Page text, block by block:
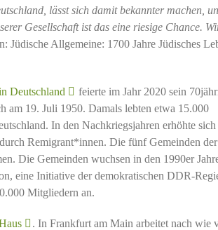
lässt sich damit bekannter machen,
Gesellschaft ist das eine riesige Chance.
Jüdische Allgemeine: 1700 Jahre Jüdisches
Deutschland
feierte im Jahr 2020 sein
am 19. Juli 1950. Damals lebten etwa 15.000
In den Nachkriegsjahren erhöhte
Remigrant*innen. Die fünf Gemeinden
Die Gemeinden wuchsen in den 1990er
eine Initiative der demokratischen DDR-
Mitgliedern an.
. In Frankfurt am Main arbeitet nach wie